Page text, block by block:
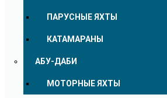
ПАРУСНЫЕ ЯХТЫ
КАТАМАРАНЫ
АБУ-ДАБИ
МОТОРНЫЕ ЯХТЫ